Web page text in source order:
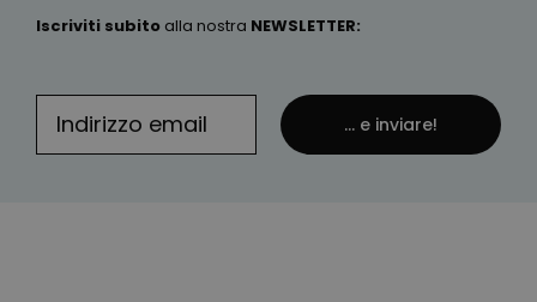
Iscriviti subito alla nostra NEWSLETTER:
... e inviare!